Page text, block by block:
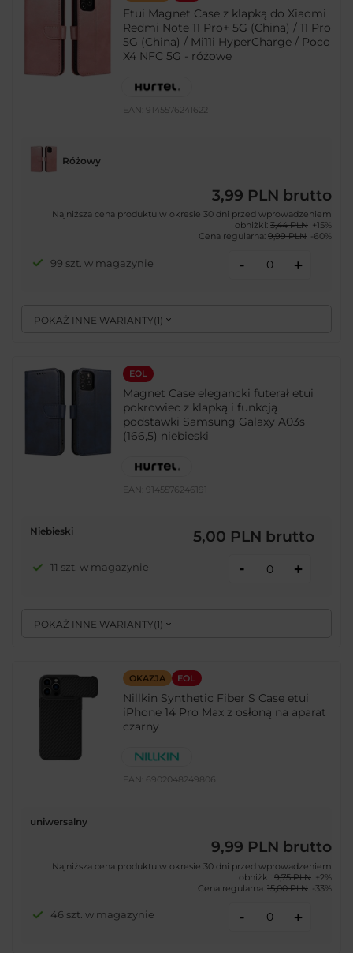
Etui Magnet Case z klapką do Xiaomi
Redmi Note 11 Pro+ 5G (China) / 11 Pro
5G (China) / Mi11i HyperCharge / Poco
X4 NFC 5G - różowe
EAN: 9145576241622
POKAŻ INNE WARIANTY( 1)
Różowy
3,99 PLN brutto
Najniższa cena produktu w okresie 30 dni przed wprowadzeniem
obniżki: 3,44 PLN +15%
Cena regularna: 9,99 PLN -60%
99 szt. w magazynie - +
EOL
Magnet Case elegancki futerał etui
pokrowiec z klapką i funkcją
podstawki Samsung Galaxy A03s
(166,5) niebieski
EAN: 9145576246191
POKAŻ INNE WARIANTY( 1)
Niebieski 5,00 PLN brutto
11 szt. w magazynie - +
OKAZJA EOL
Nillkin Synthetic Fiber S Case etui
iPhone 14 Pro Max z osłoną na aparat
czarny
EAN: 6902048249806
uniwersalny
9,99 PLN brutto
Najniższa cena produktu w okresie 30 dni przed wprowadzeniem
obniżki: 9,75 PLN +2%
Cena regularna: 15,00 PLN -33%
46 szt. w magazynie - +